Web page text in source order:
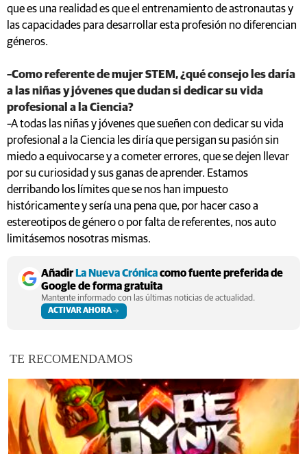
que es una realidad es que el entrenamiento de astronautas y
las capacidades para desarrollar esta profesión no diferencian
géneros.
–Como referente de mujer STEM, ¿qué consejo les daría
a las niñas y jóvenes que dudan si dedicar su vida
profesional a la Ciencia?
–A todas las niñas y jóvenes que sueñen con dedicar su vida
profesional a la Ciencia les diría que persigan su pasión sin
miedo a equivocarse y a cometer errores, que se dejen llevar
por su curiosidad y sus ganas de aprender. Estamos
derribando los límites que se nos han impuesto
históricamente y sería una pena que, por hacer caso a
estereotipos de género o por falta de referentes, nos auto
limitásemos nosotras mismas.
AñadirLa Nueva Crónicacomo fuente preferida de
Google de forma gratuita
Mantente informado con las últimas noticias de actualidad.
ACTIVAR AHORA
TE RECOMENDAMOS